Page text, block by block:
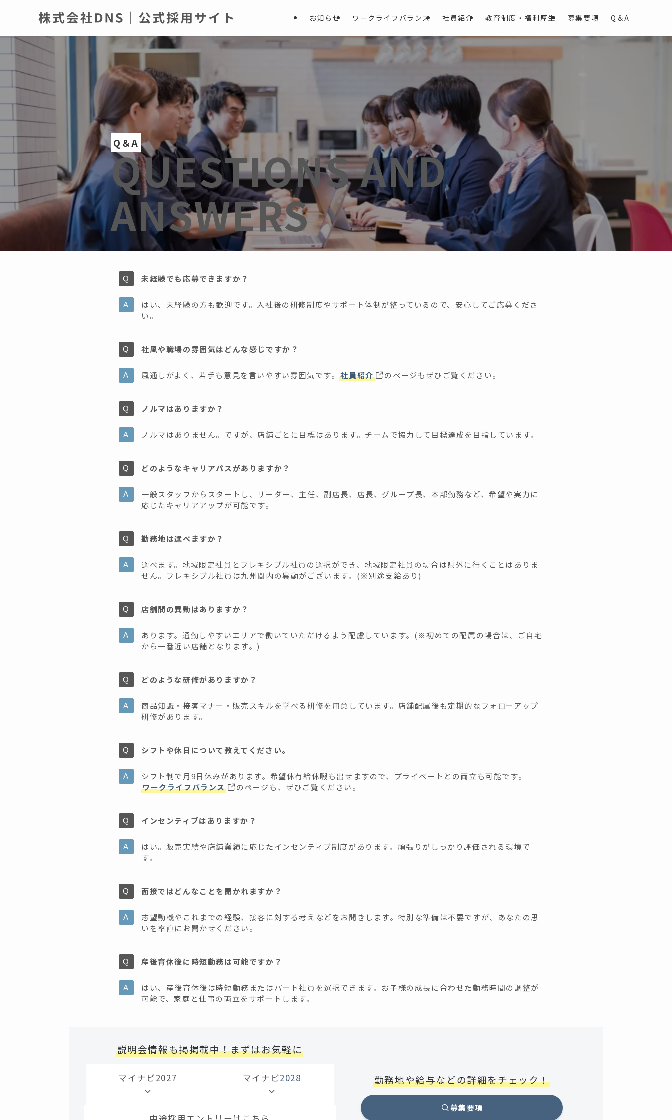
お知らせ ワークライフバランス 社員紹介 教育制度・福利厚生 募集要項 Q＆A
Q＆A
QUESTIONS AND
ANSWERS
未経験でも応募できますか？
はい、未経験の方も歓迎です。入社後の研修制度やサポート体制が整っているので、安心してご応募くださ
い。
社風や職場の雰囲気はどんな感じですか？
風通しがよく、若手も意見を言いやすい雰囲気です。社員紹介 のページもぜひご覧ください。
ノルマはありますか？
ノルマはありません。ですが、店舗ごとに目標はあります。チームで協力して目標達成を目指しています。
どのようなキャリアパスがありますか？
一般スタッフからスタートし、リーダー、主任、副店長、店長、グループ長、本部勤務など、希望や実力に
応じたキャリアアップが可能です。
勤務地は選べますか？
選べます。地域限定社員とフレキシブル社員の選択ができ、地域限定社員の場合は県外に行くことはありま
せん。フレキシブル社員は九州間内の異動がございます。(※別途支給あり)
店舗間の異動はありますか？
あります。通勤しやすいエリアで働いていただけるよう配慮しています。(※初めての配属の場合は、ご自宅
から一番近い店舗となります。)
どのような研修がありますか？
商品知識・接客マナー・販売スキルを学べる研修を用意しています。店舗配属後も定期的なフォローアップ
研修があります。
シフトや休日について教えてください。
シフト制で月9日休みがあります。希望休有給休暇も出せますので、プライベートとの両立も可能です。
ワークライフバランス
のページも、ぜひご覧ください。
インセンティブはありますか？
はい。販売実績や店舗業績に応じたインセンティブ制度があります。頑張りがしっかり評価される環境で
す。
面接ではどんなことを聞かれますか？
志望動機やこれまでの経験、接客に対する考えなどをお聞きします。特別な準備は不要ですが、あなたの思
いを率直にお聞かせください。
産後育休後に時短勤務は可能ですか？
はい、産後育休後は時短勤務またはパート社員を選択できます。お子様の成長に合わせた勤務時間の調整が
可能で、家庭と仕事の両立をサポートします。
説明会情報も掲掲載中！まずはお気軽に
マイナビ2027 マイナビ2028 勤務地や給与などの詳細をチェック！
募集要項